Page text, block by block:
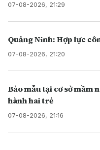
07-08-2026, 21:29
Quảng Ninh: Hợp lực
07-08-2026, 21:20
Bảo mẫu tại cơ sở mầm
hành hai trẻ
07-08-2026, 21:16